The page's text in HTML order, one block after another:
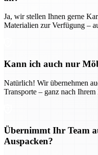
Ja, wir stellen Ihnen gerne
Materialien zur Verfügung –
Kann ich auch nur
Natürlich! Wir übernehmen
Transporte – ganz nach Ihrem
Übernimmt Ihr Team
Auspacken?